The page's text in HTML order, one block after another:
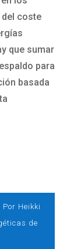
coste
que sumar
para
basada
Heikki
de